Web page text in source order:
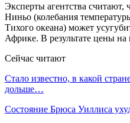
Эксперты агентства
Ниньо (колебания
Тихого океана) может
Африке. В результате цены
Сейчас читают
Стало известно, в какой
дольше…
Состояние Брюса Уиллиса